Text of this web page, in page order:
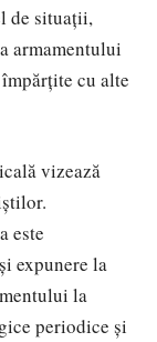
de situații,
armamentului
cu alte
vizează
este
expunere la
la
periodice și